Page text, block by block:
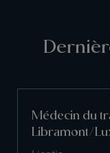
Médecin du
Libramont/